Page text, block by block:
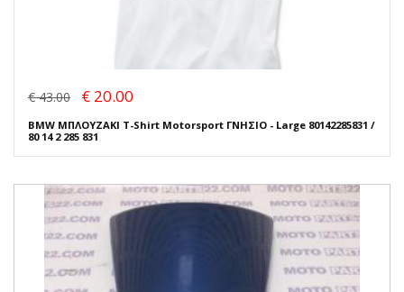
€ 43.00 € 20.00
BMW ΜΠΛΟΥΖΑΚΙ T-Shirt Motorsport ΓΝΗΣΙΟ - Large 80142285831 /
80 14 2 285 831